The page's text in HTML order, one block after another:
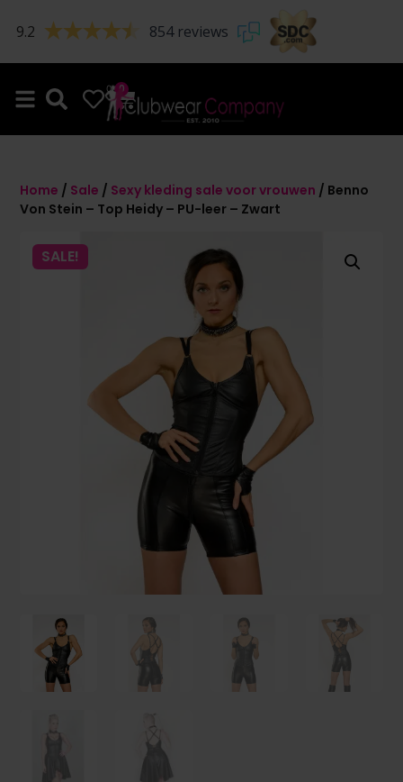
9.2 854 reviews
0 0
Home / Sale / Sexy kleding sale voor vrouwen / Benno
Von Stein – Top Heidy – PU-leer – Zwart
SALE!